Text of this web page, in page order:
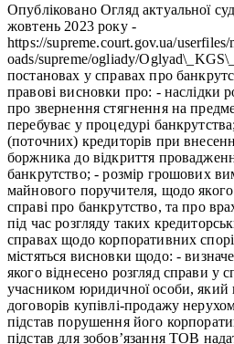
Опубліковано Огляд актуальної
жовтень 2023 року -
https://supreme.court.gov.ua/
oads/supreme/ogliady/
постановах у справах про
правові висновки про: - наслідки
про звернення стягнення на
перебуває у процедурі
(поточних) кредиторів при
боржника до відкриття
банкрутство; - розмір грошових
майнового поручителя, щодо
справі про банкрутство, та про
під час розгляду таких
справах щодо корпоративних
містяться висновки щодо: -
якого віднесено розгляд справи у
учасником юридичної особи,
договорів купівлі-продажу
підстав порушення його
підстав для зобов’язання ТОВ